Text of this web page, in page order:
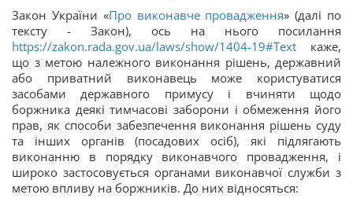
Закон України «Про виконавче провадження» (далі по
тексту - Закон), ось на нього посилання
https://zakon.rada.gov.ua/laws/show/1404-19#Text каже,
що з метою належного виконання рішень, державний
або приватний виконавець може користуватися
засобами державного примусу і вчиняти щодо
боржника деякі тимчасові заборони і обмеження його
прав, як способи забезпечення виконання рішень суду
та інших органів (посадових осіб), які підлягають
виконанню в порядку виконавчого провадження, і
широко застосовується органами виконавчої служби з
метою впливу на боржників. До них відносяться: